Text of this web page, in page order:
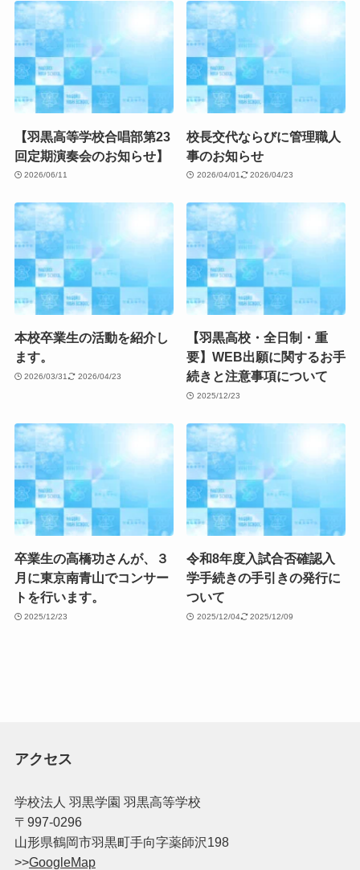
【羽黒高等学校合唱部第23
回定期演奏会のお知らせ】
2026/06/11
校長交代ならびに管理職人
事のお知らせ
2026/04/01 2026/04/23
本校卒業生の活動を紹介し
ます。
2026/03/31 2026/04/23
【羽黒高校・全日制・重
要】WEB出願に関するお手
続きと注意事項について
2025/12/23
卒業生の高橋功さんが、３
月に東京南青山でコンサー
トを行います。
2025/12/23
令和8年度入試合否確認入
学手続きの手引きの発行に
ついて
2025/12/04 2025/12/09
アクセス
学校法人 羽黒学園 羽黒高等学校
〒997-0296
山形県鶴岡市羽黒町手向字薬師沢198
>>GoogleMap